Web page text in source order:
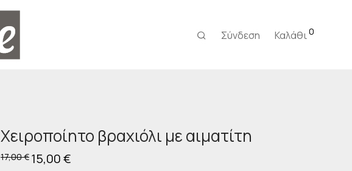
Σύνδεση Καλάθι0
Χειροποίητο βραχιόλι με αιματίτη
17,00€ Original
price
15,00€